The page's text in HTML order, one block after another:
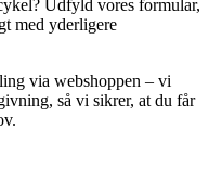
Udfyld vores formular,
med yderligere
via webshoppen – vi
så vi sikrer, at du får